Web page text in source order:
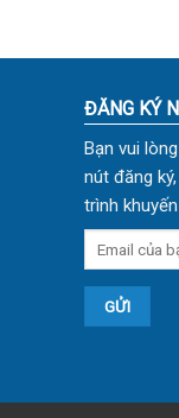
ĐĂNG KÝ
Bạn vui
nút đăng
trình